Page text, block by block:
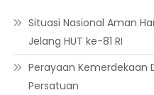
Situasi Nasional Aman
Jelang HUT ke-81 RI
Perayaan Kemerdekaan
Persatuan